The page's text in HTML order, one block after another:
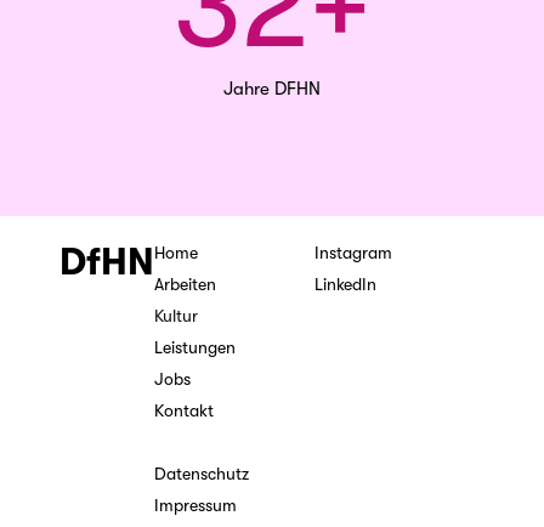
Jahre DFHN
DfHNHome
Arbeiten
Kultur
Leistungen
Jobs
Kontakt
Datenschutz
Impressum
Instagram
LinkedIn